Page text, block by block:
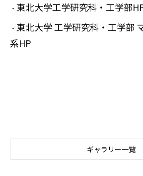
・ 東北大学工学研究科・工学部
・ 東北大学 工学研究科・工学部
系HP
ギャラリー一覧